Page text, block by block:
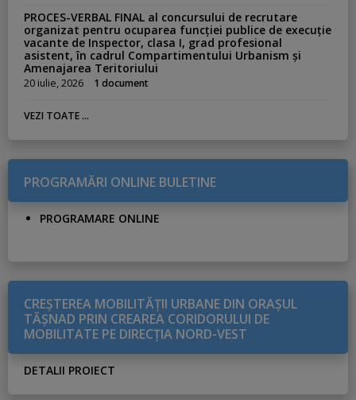
PROCES-VERBAL FINAL al concursului de recrutare
organizat pentru ocuparea funcției publice de execuție
vacante de Inspector, clasa I, grad profesional
asistent, în cadrul Compartimentului Urbanism și
Amenajarea Teritoriului
20 iulie, 2026 1 document
VEZI TOATE ...
PROGRAMĂRI ONLINE BULETINE
PROGRAMARE ONLINE
CREŞTEREA MOBILITĂŢII URBANE DIN ORAŞUL
TĂŞNAD PRIN CREAREA CORIDORULUI DE
MOBILITATE PE DIRECŢIA NORD-VEST
DETALII PROIECT